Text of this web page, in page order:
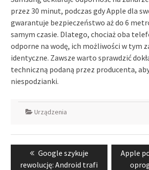
przez 30 minut, podczas gdy Apple dla
gwarantuje bezpieczeństwo aż do 6
samym czasie. Dlatego, chociaż oba
odporne na wodę, ich możliwości w tym
identyczne. Zawsze warto sprawdzić
techniczną podaną przez producenta,
niespodzianki.
Urządzenia
wpisu Previous
post:
Google szykuje
rewolucję: Android trafi
Next
post:
Apple